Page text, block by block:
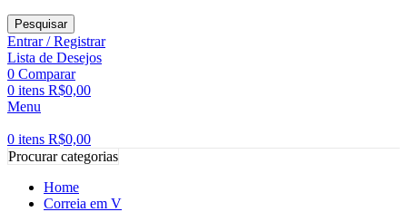
Pesquisar
Entrar / Registrar
Lista de Desejos
0 Comparar
0 itens R$0,00
Menu
0 itens R$0,00
Procurar categorias
Home
Correia em V